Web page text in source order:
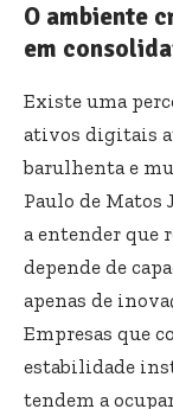
O ambiente
em
Existe uma
ativos digitais
barulhenta e
Paulo de Matos
a entender que
depende de
apenas de
Empresas que
estabilidade
tendem a